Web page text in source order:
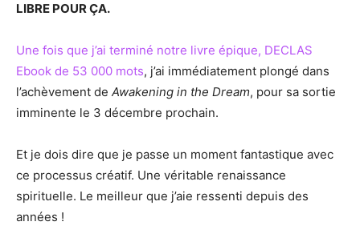
LIBRE POUR ÇA.
Une fois que j’ai terminé notre livre épique, DECLAS
Ebook de 53 000 mots, j’ai immédiatement plongé dans
l’achèvement de Awakening in the Dream, pour sa sortie
imminente le 3 décembre prochain.
Et je dois dire que je passe un moment fantastique avec
ce processus créatif. Une véritable renaissance
spirituelle. Le meilleur que j’aie ressenti depuis des
années !